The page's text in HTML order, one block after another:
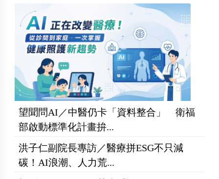
望聞問AI／中醫仍卡「資料整合」 衛福
部啟動標準化計畫拚...
洪子仁副院長專訪／醫療拼ESG不只減
碳！AI浪潮、人力荒...